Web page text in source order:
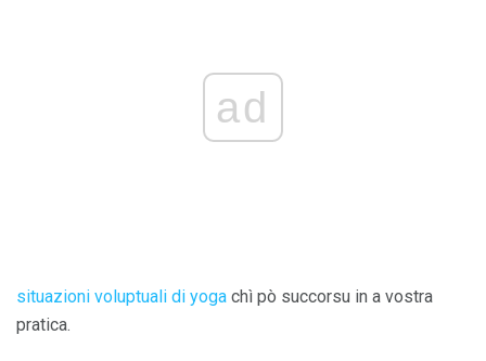
ad
situazioni voluptuali di yoga chì pò succorsu in a vostra
pratica.